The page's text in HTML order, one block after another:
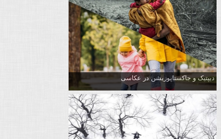
دیپتیک و جاکستا‌پوزیشن در عکاسی